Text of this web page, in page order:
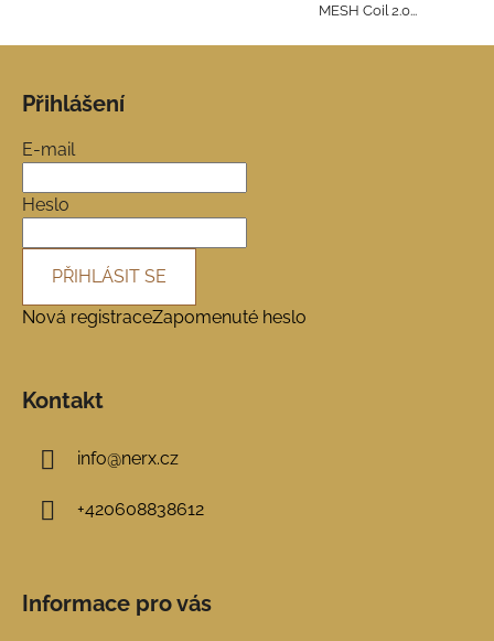
MESH Coil 2.0...
Přihlášení
E-mail
Heslo
PŘIHLÁSIT SE
Nová registraceZapomenuté heslo
Kontakt
info@nerx.cz
+420608838612
Informace pro vás